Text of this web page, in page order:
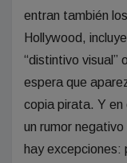
entran también
Hollywood,
“distintivo visual”
espera que
copia pirata. Y en
un rumor
hay excepciones: